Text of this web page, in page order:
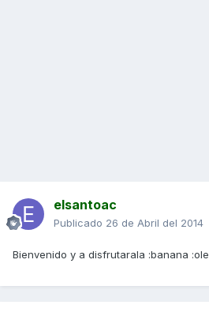
elsantoac
Publicado 26 de Abril del 2014
Bienvenido y a disfrutarala :banana :ole